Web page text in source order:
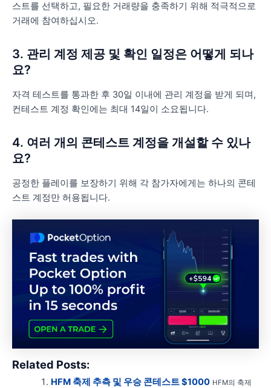
스트를 선택하고, 필요한 거래량을 충족하기 위해 적극적으로
거래에 참여하십시오.
3. 관리 계정 제공 및 확인 일정은 어떻게 되나
요?
자격 테스트를 통과한 후 30일 이내에 관리 계정을 받게 되며,
컨테스트 계정 확인에는 최대 14일이 소요됩니다.
4. 여러 개의 콘테스트 계정을 개설할 수 있나
요?
공정한 플레이를 보장하기 위해 각 참가자에게는 하나의 콘테
스트 계정만 허용됩니다.
Related Posts:
HFM 축제 추측 및 우승 콘테스트 $1000 HFM의 축제